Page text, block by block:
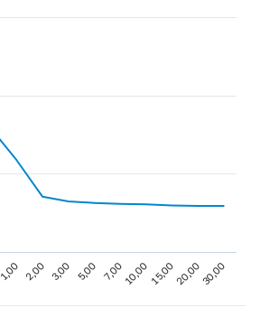
1,00 2,00 3,00 5,00 7,0010,0015,0020,0030,00